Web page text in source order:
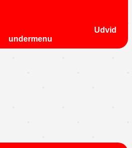
Udvid
undermenu